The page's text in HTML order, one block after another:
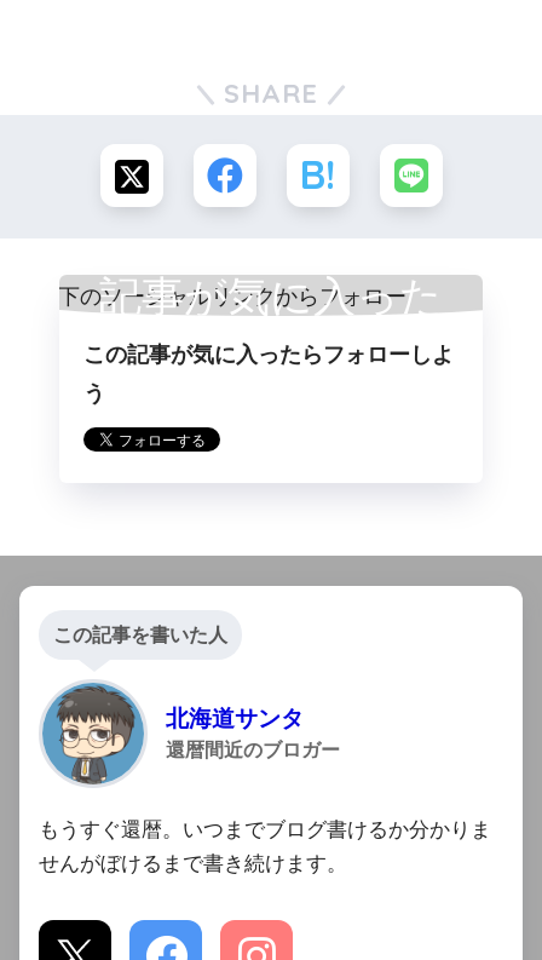
SHARE
記事が気に入った
らフォロー
この記事が気に入ったらフォローしよ
う
この記事を書いた人
北海道サンタ
還暦間近のブロガー
もうすぐ還暦。いつまでブログ書けるか分かりま
せんがぼけるまで書き続けます。